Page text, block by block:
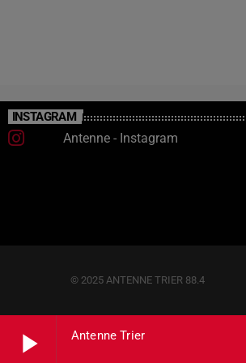
play_arrow Antenne Trier
INSTAGRAM
Antenne - Instagram
© 2025 ANTENNE TRIER 88.4